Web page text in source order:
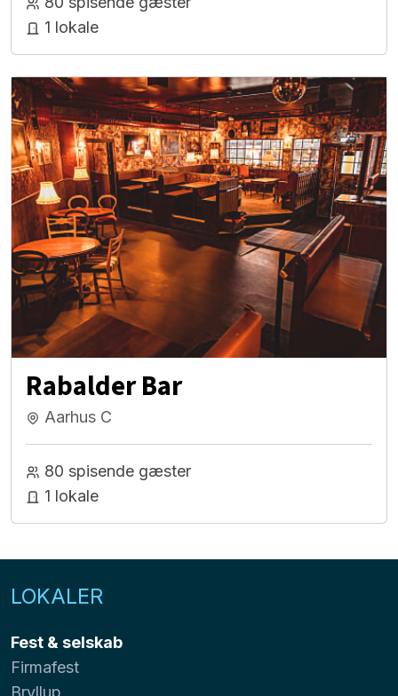
1 lokale
Rabalder Bar
Aarhus C
80 spisende gæster
1 lokale
LOKALER
Fest & selskab
Firmafest